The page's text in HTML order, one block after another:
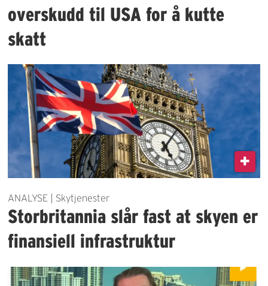
overskudd til USA for å kutte
skatt
ANALYSE | Skytjenester
Storbritannia slår fast at skyen er
finansiell infrastruktur